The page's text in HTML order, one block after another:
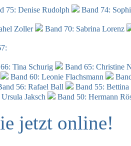
75: Denise Rudolph
Band 74:
Zoller
Band 70: Sabrina Lorenz
Tina Schurig
Band 65: Christine
Band 60: Leonie Flachsmann
56: Rafael Ball
Band 55:
Jaksch Band 50: Hermann
jetzt online!